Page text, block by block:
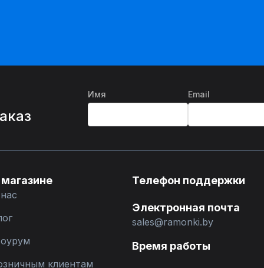
Имя Email
клиентам
Телефон поддержки
Электронная почта
sales@ramonki.by
Время работы